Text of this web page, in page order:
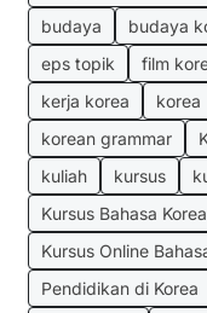
budaya
budaya
eps topik
film
kerja korea
korea
korean grammar
kuliah
kursus
Kursus Bahasa
Kursus Online
Pendidikan di Korea